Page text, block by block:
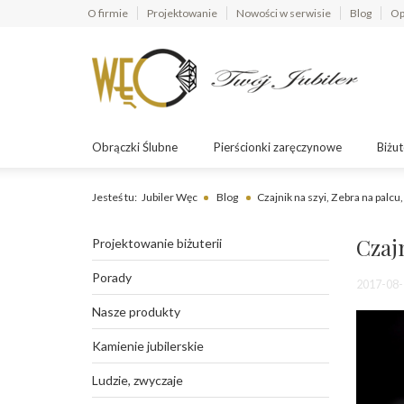
O firmie Projektowanie Nowości w serwisie Blog
Obrączki Ślubne Pierścionki zaręczynowe
Jesteś tu: Jubiler Węc Blog Czajnik na szyi, Zebra na
Projektowanie biżuterii
Porady
Nasze produkty
Kamienie jubilerskie
Ludzie, zwyczaje
2017-